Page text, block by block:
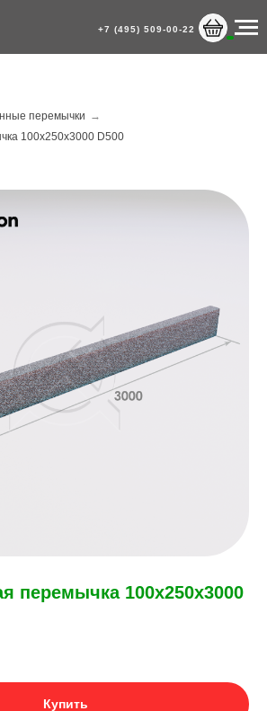
+7 (495) 509-00-22
перемычки →
100х250х3000 D500
перемычка 100х250х3000
Купить